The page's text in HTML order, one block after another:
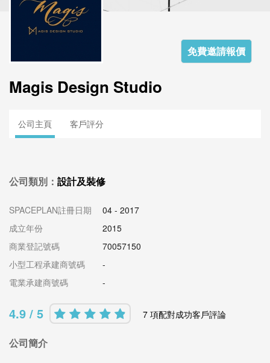
免費邀請報價
Magis Design Studio
公司主頁 客戶評分
公司類別： 設計及裝修
SPACEPLAN註冊日期
04 - 2017
成立年份
2015
商業登記號碼
70057150
小型工程承建商號碼
-
電業承建商號碼
-
4.9 / 5 7 項配對成功客戶評論
公司簡介